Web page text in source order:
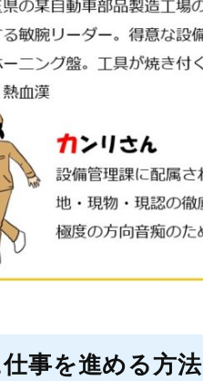
事を進める方法